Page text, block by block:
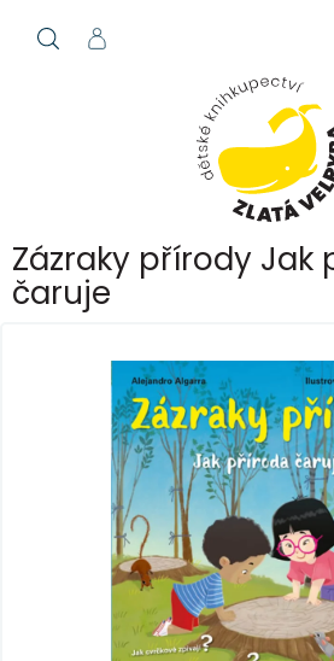
Zázraky přírody Jak
čaruje